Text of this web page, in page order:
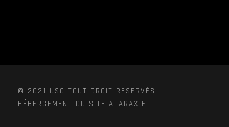
© 2021 USC TOUT DROIT RESERVÉS ·
HÉBERGEMENT DU SITE ATARAXIE ·